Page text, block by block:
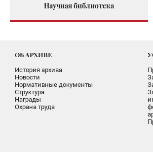
Научная библиотека
ОБ АРХИВЕ
История архива
Новости
Нормативные документы
Структура
Награды
Охрана труда